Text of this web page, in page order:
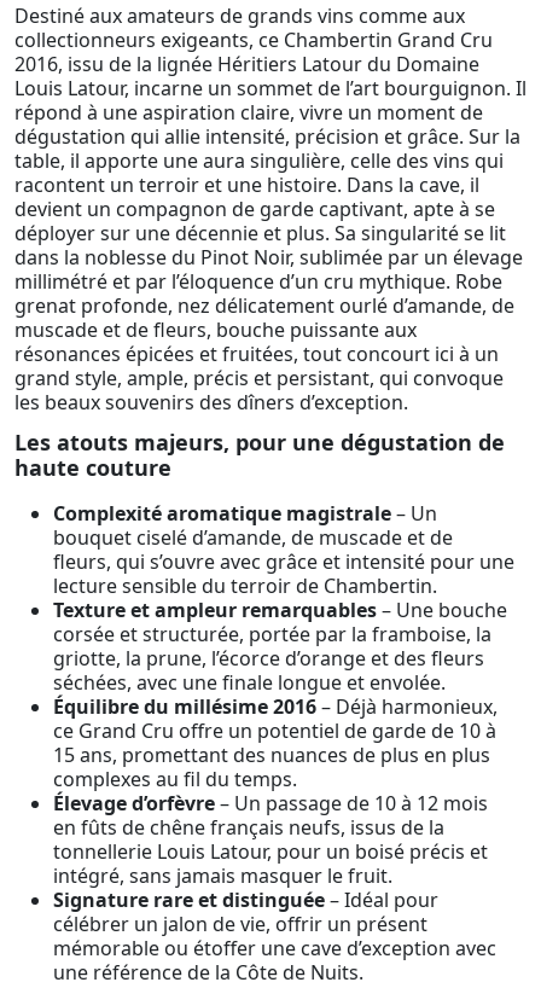
Destiné aux amateurs de grands vins comme aux
collectionneurs exigeants, ce Chambertin Grand Cru
2016, issu de la lignée Héritiers Latour du Domaine
Louis Latour, incarne un sommet de l’art bourguignon. Il
répond à une aspiration claire, vivre un moment de
dégustation qui allie intensité, précision et grâce. Sur la
table, il apporte une aura singulière, celle des vins qui
racontent un terroir et une histoire. Dans la cave, il
devient un compagnon de garde captivant, apte à se
déployer sur une décennie et plus. Sa singularité se lit
dans la noblesse du Pinot Noir, sublimée par un élevage
millimétré et par l’éloquence d’un cru mythique. Robe
grenat profonde, nez délicatement ourlé d’amande, de
muscade et de fleurs, bouche puissante aux
résonances épicées et fruitées, tout concourt ici à un
grand style, ample, précis et persistant, qui convoque
les beaux souvenirs des dîners d’exception.
Les atouts majeurs, pour une dégustation de
haute couture
Complexité aromatique magistrale– Un
bouquet ciselé d’amande, de muscade et de
fleurs, qui s’ouvre avec grâce et intensité pour une
lecture sensible du terroir de Chambertin.
Texture et ampleur remarquables– Une bouche
corsée et structurée, portée par la framboise, la
griotte, la prune, l’écorce d’orange et des fleurs
séchées, avec une finale longue et envolée.
Équilibre du millésime 2016– Déjà harmonieux,
ce Grand Cru offre un potentiel de garde de 10 à
15 ans, promettant des nuances de plus en plus
complexes au fil du temps.
Élevage d’orfèvre– Un passage de 10 à 12 mois
en fûts de chêne français neufs, issus de la
tonnellerie Louis Latour, pour un boisé précis et
intégré, sans jamais masquer le fruit.
Signature rare et distinguée– Idéal pour
célébrer un jalon de vie, offrir un présent
mémorable ou étoffer une cave d’exception avec
une référence de la Côte de Nuits.